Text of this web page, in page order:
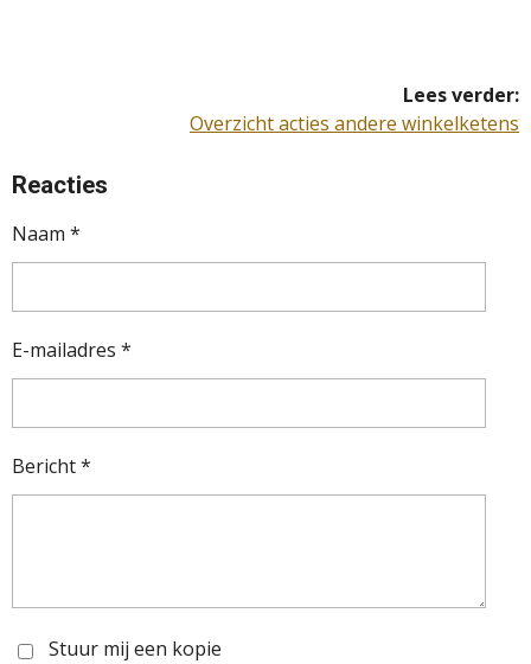
Lees verder:
Overzicht acties andere winkelketens
Reacties
Naam *
E-mailadres *
Bericht *
Stuur mij een kopie